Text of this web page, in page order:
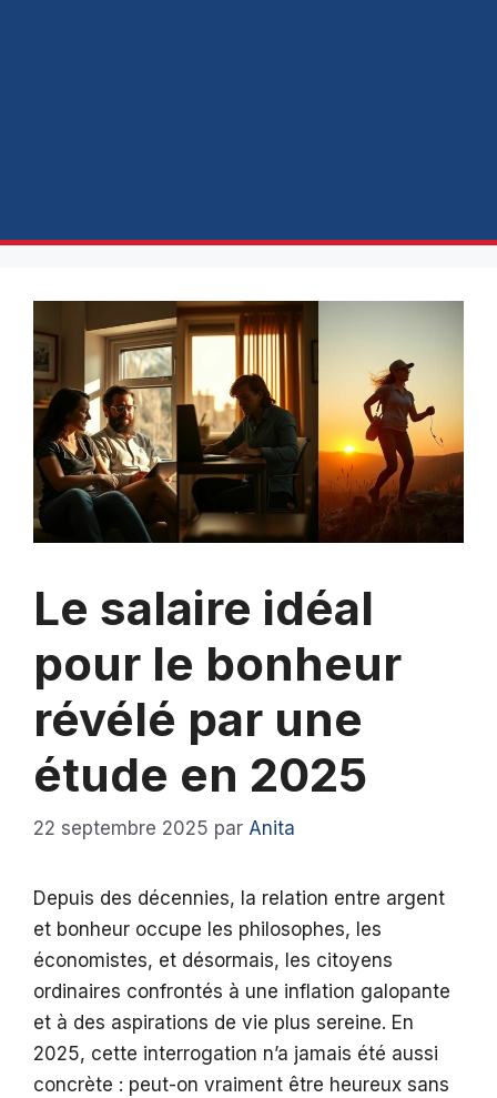
Le salaire idéal
pour le bonheur
révélé par une
étude en 2025
22 septembre 2025 par Anita
Depuis des décennies, la relation entre argent
et bonheur occupe les philosophes, les
économistes, et désormais, les citoyens
ordinaires confrontés à une inflation galopante
et à des aspirations de vie plus sereine. En
2025, cette interrogation n’a jamais été aussi
concrète : peut-on vraiment être heureux sans